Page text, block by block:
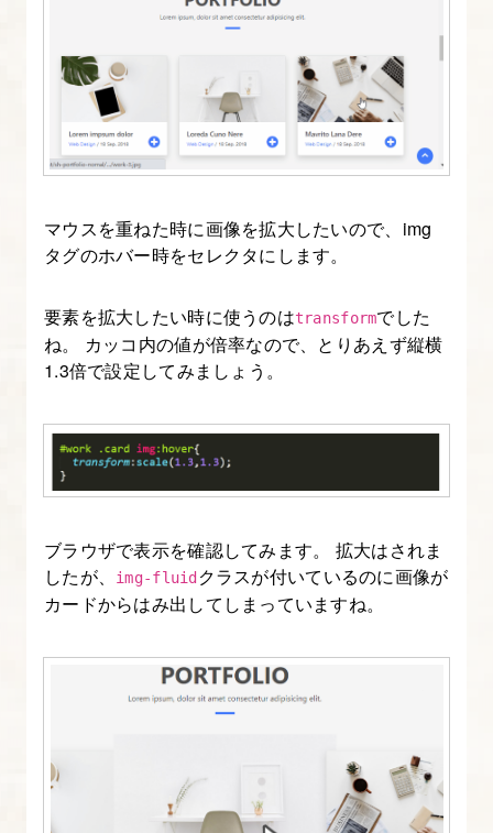
マウスを重ねた時に画像を拡大したいので、img
タグのホバー時をセレクタにします。
要素を拡大したい時に使うのはtransformでした
ね。 カッコ内の値が倍率なので、とりあえず縦横
1.3倍で設定してみましょう。
ブラウザで表示を確認してみます。 拡大はされま
したが、
img-fluid クラスが付いているのに画像が
カードからはみ出してしまっていますね。